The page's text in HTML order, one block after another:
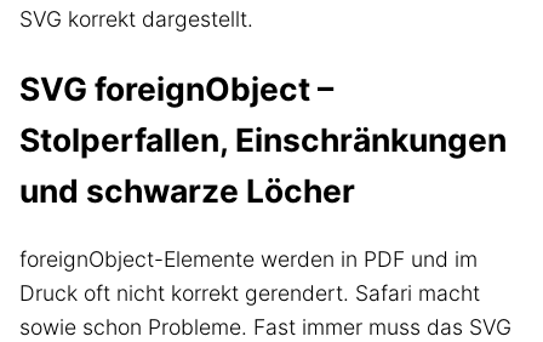
SVG korrekt dargestellt.
SVG foreignObject –
Stolperfallen, Einschränkungen
und schwarze Löcher
foreignObject-Elemente werden in PDF und im
Druck oft nicht korrekt gerendert. Safari macht
sowie schon Probleme. Fast immer muss das SVG